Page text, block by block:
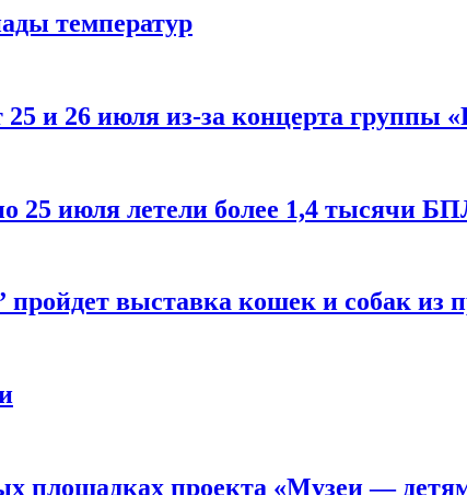
температур
и 26 июля из-за концерта группы
25 июля летели более 1,4 тысячи
выставка кошек и собак из
площадках проекта «Музеи —